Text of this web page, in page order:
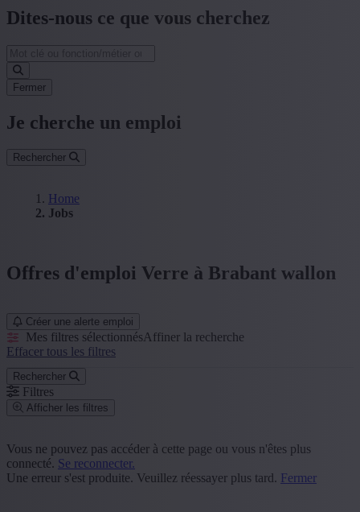
Dites-nous ce que vous cherchez
Fermer
Je cherche un emploi
Rechercher
Home
Jobs
Offres d'emploi Verre à Brabant wallon
Créer une alerte emploi
Mes filtres sélectionnésAffiner la recherche
Effacer tous les filtres
Rechercher
Filtres
Afficher les filtres
Vous ne pouvez pas accéder à cette page ou vous n'êtes plus
connecté. Se reconnecter.
Une erreur s'est produite. Veuillez réessayer plus tard. Fermer